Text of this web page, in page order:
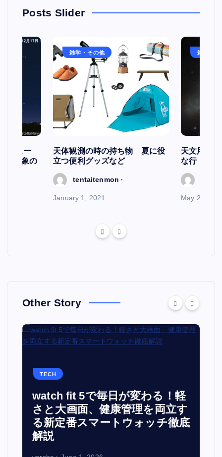
Posts Slider
ジュー
文現象の
雑学・その他
天体観測の時の持ち物 夏に役
立つ便利グッズなど
tentaitenmon
January 1, 2021
雑学・そ
天文用語
な行
May 29,
Other Story
TECH
watch fit 5で毎日が変わる！軽
さと大画面、健康管理を両立す
る新定番スマートウォッチ徹底
解説